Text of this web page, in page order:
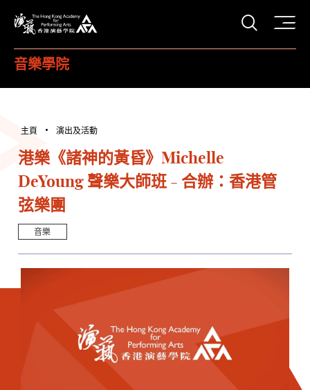
打開
音樂學院
主頁 演出及活動
港樂《諸神的黃昏》Michelle
DeYoung 聲樂大師班 - 合辦：香港管
弦樂團
音樂